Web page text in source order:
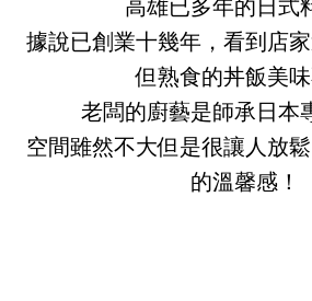
高雄已多年的日式
據說已創業十幾年，看到店
但熟食的丼飯美
老闆的廚藝是師承日本
空間雖然不大但是很讓人放
的溫馨感！